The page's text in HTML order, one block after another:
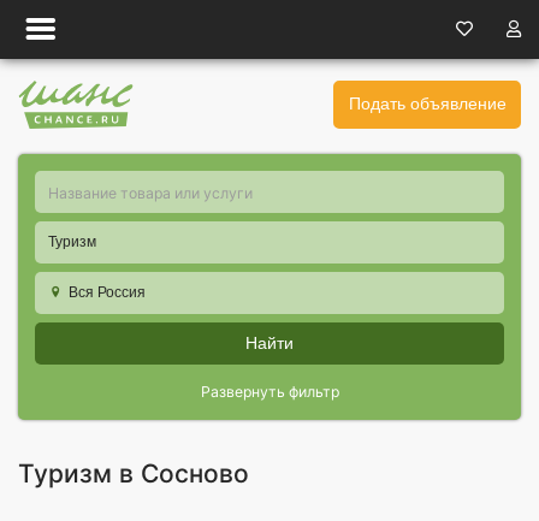
Подать объявление
Туризм
Вся Россия
Найти
Развернуть фильтр
Туризм в Сосново